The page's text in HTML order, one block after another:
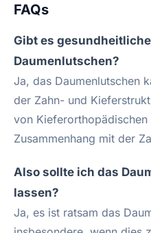
FAQs
Gibt es
Daumenlutschen?
Ja, das Daumenlutschen
der Zahn- und
von Kieferorthopädischen
Zusammenhang mit der
Also sollte ich das
lassen?
Ja, es ist ratsam das